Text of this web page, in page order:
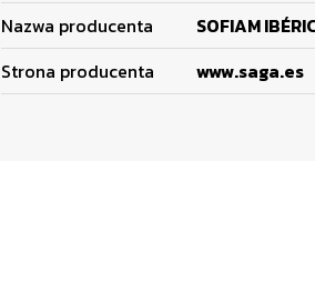
Nazwa producenta
SOFIAM
Strona producenta
www.saga.es